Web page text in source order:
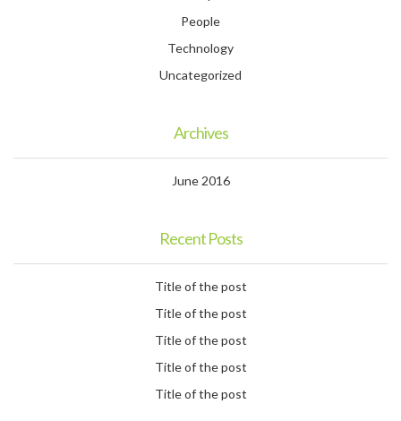
People
Technology
Uncategorized
Archives
June 2016
Recent Posts
Title of the post
Title of the post
Title of the post
Title of the post
Title of the post